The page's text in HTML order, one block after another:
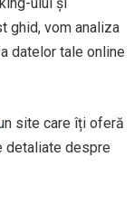
ghid, vom analiza
datelor tale online
site care îți oferă
detaliate despre